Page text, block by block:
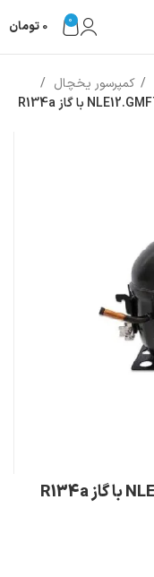
0
0 تومان
کمپرسور یخچال